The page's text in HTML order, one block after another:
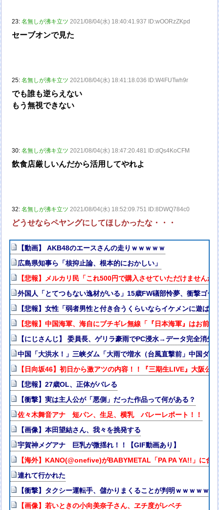
23:名無しが沸キ立ツ 2021/08/04(水) 18:40:41.937 ID:wOORzZKpd
セーブオンで見た
25:名無しが沸キ立ツ 2021/08/04(水) 18:41:18.036 ID:W4FUTwh9r
でも誰も逆らえない
もう無視できない
30:名無しが沸キ立ツ 2021/08/04(水) 18:47:20.481 ID:dQs4KoCFM
飲食店厳しいんだから活用してやれよ
32:名無しが沸キ立ツ 2021/08/04(水) 18:52:09.751 ID:8DWQ784c0
どうせならペヤングにしてほしかったな・・・
【動画】 AKB48のエースさんの走りｗｗｗｗｗ
広島県知事ら「核抑止論、根本的におかしい」
【悲報】メルカリ民「これ500円で購入させていただけません
外国人「とてつもない逸材がいる」15歳FW礒部怜夢、衝撃ゴ
【悲報】女性「弱者男性と付き合うくらいならイケメンに遊ば
【悲報】中国海軍、海自にブチギレ無線「『日本海軍』はお前
【にじさんじ】 委員長、ゲリラ豪雨でPC浸水→データ完全消
中国「大洪水！」三峡ダム「大雨で増水（台風直撃前」中国ダ
【日向坂46】初日から激アツの内容！！『三期生LIVE』大阪公
【悲報】27歳OL、正体がバレる
【衝撃】実は主人公が「悪側」だった作品って何がある？
佐々木舞音アナ 短パン、生足、横乳 バレーレポート！！
【画像】本田望結さん、我々を挑発する
宇賀神メグアナ 巨乳が微揺れ！！【GIF動画あり】
【海外】KANO(@onefive)がBABYMETAL「PA PA YA!!」に合
連れて行かれた
【衝撃】タクシー運転手、儲かりまくることが判明ｗｗｗｗｗ
【画像】若いときの小向美奈子さん、ヱチ度がレベチ